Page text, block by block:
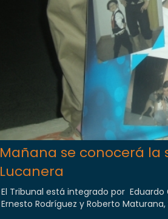
Mañana se conocerá la
Lucanera
El Tribunal está integrado por
Ernesto Rodríguez y Roberto